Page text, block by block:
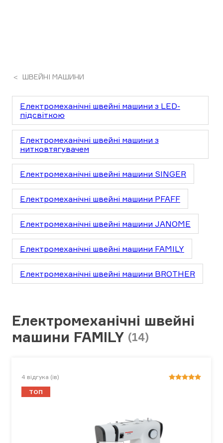
ШВЕЙНІ МАШИНИ
Електромеханічні швейні машини з LED-
підсвіткою
Електромеханічні швейні машини з
нитковтягувачем
Електромеханічні швейні машини SINGER
Електромеханічні швейні машини PFAFF
Електромеханічні швейні машини JANOME
Електромеханічні швейні машини FAMILY
Електромеханічні швейні машини BROTHER
Електромеханічні швейні
машини FAMILY (14)
4 відгука (ів)
ТОП